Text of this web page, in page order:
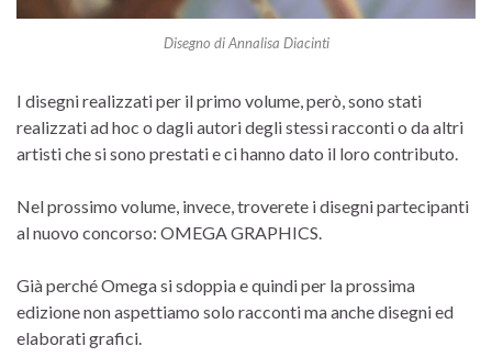
Disegno di Annalisa Diacinti
I disegni realizzati per il primo volume, però, sono stati
realizzati ad hoc o dagli autori degli stessi racconti o da altri
artisti che si sono prestati e ci hanno dato il loro contributo.
Nel prossimo volume, invece, troverete i disegni partecipanti
al nuovo concorso: OMEGA GRAPHICS.
Già perché Omega si sdoppia e quindi per la prossima
edizione non aspettiamo solo racconti ma anche disegni ed
elaborati grafici.